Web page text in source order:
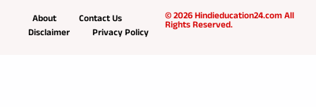
About
Contact Us
Disclaimer
Privacy Policy
© 2026 Hindieducation24.com All
Rights Reserved.